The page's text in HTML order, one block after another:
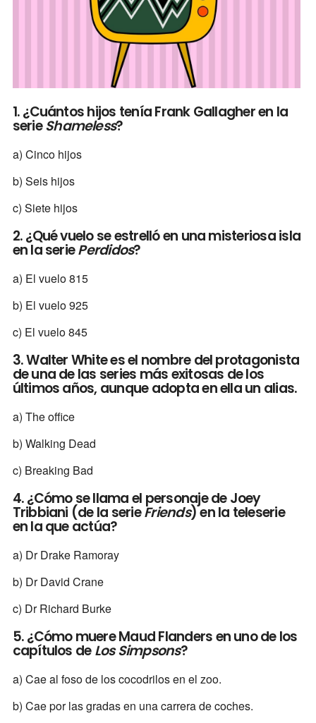
1. ¿Cuántos hijos tenía Frank Gallagher en la
serieShameless?
a) Cinco hijos
b) Seis hijos
c) Siete hijos
2. ¿Qué vuelo se estrelló en una misteriosa isla
en la seriePerdidos?
a) El vuelo 815
b) El vuelo 925
c) El vuelo 845
3. Walter White es el nombre del protagonista
de una de las series más exitosas de los
últimos años, aunque adopta en ella un alias.
a) The office
b) Walking Dead
c) Breaking Bad
4. ¿Cómo se llama el personaje de Joey
Tribbiani (de la serieFriends) en la teleserie
en la que actúa?
a) Dr Drake Ramoray
b) Dr David Crane
c) Dr Richard Burke
5. ¿Cómo muere Maud Flanders en uno de los
capítulos deLos Simpsons?
a) Cae al foso de los cocodrilos en el zoo.
b) Cae por las gradas en una carrera de coches.